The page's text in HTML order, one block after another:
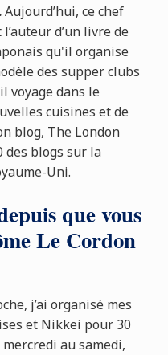
Aujourd’hui, ce chef
d’un livre de
qu'il organise
des supper clubs
voyage dans le
cuisines et de
blog, The London
des blogs sur la
Uni.
que vous
Le Cordon
j’ai organisé mes
et Nikkei pour 30
au samedi,